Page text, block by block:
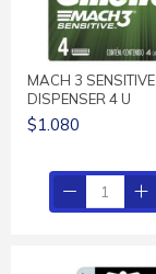
MACH 3 SENSITIVE
DISPENSER 4 U
$1.080